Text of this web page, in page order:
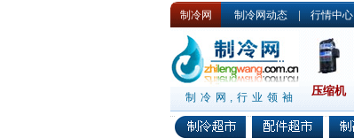
制冷网 制冷网动态 | 行情中心
制冷网,行业领袖 压缩机